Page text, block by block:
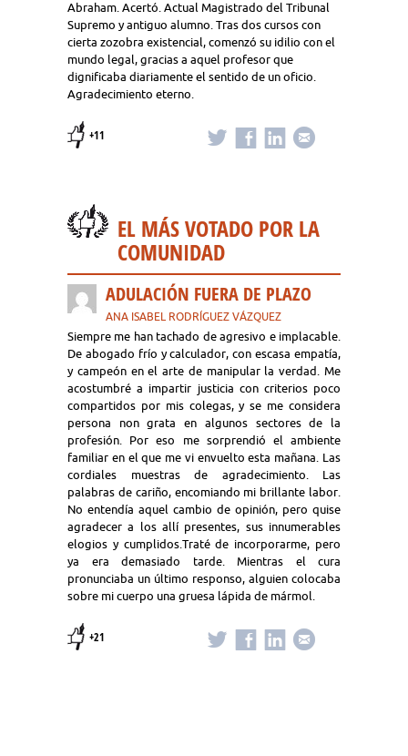
Abraham. Acertó. Actual Magistrado del Tribunal
Supremo y antiguo alumno. Tras dos cursos con
cierta zozobra existencial, comenzó su idilio con el
mundo legal, gracias a aquel profesor que
dignificaba diariamente el sentido de un oficio.
Agradecimiento eterno.
+11
EL MÁS VOTADO POR LA
COMUNIDAD
ADULACIÓN FUERA DE PLAZO
ANA ISABEL RODRÍGUEZ VÁZQUEZ
Siempre me han tachado de agresivo e implacable.
De abogado frío y calculador, con escasa empatía,
y campeón en el arte de manipular la verdad. Me
acostumbré a impartir justicia con criterios poco
compartidos por mis colegas, y se me considera
persona non grata en algunos sectores de la
profesión. Por eso me sorprendió el ambiente
familiar en el que me vi envuelto esta mañana. Las
cordiales muestras de agradecimiento. Las
palabras de cariño, encomiando mi brillante labor.
No entendía aquel cambio de opinión, pero quise
agradecer a los allí presentes, sus innumerables
elogios y cumplidos.Traté de incorporarme, pero
ya era demasiado tarde. Mientras el cura
pronunciaba un último responso, alguien colocaba
sobre mi cuerpo una gruesa lápida de mármol.
+21